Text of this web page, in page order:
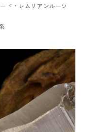
ド・レムリアンルーツ